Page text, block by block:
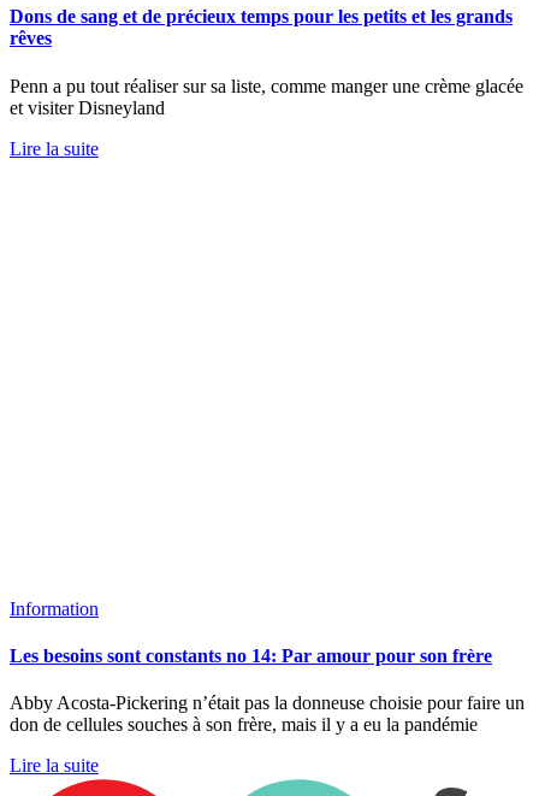
Dons de sang et de précieux temps pour les petits et les grands
rêves
Penn a pu tout réaliser sur sa liste, comme manger une crème glacée
et visiter Disneyland
Lire la suite
Information
Les besoins sont constants no 14: Par amour pour son frère
Abby Acosta-Pickering n’était pas la donneuse choisie pour faire un
don de cellules souches à son frère, mais il y a eu la pandémie
Lire la suite